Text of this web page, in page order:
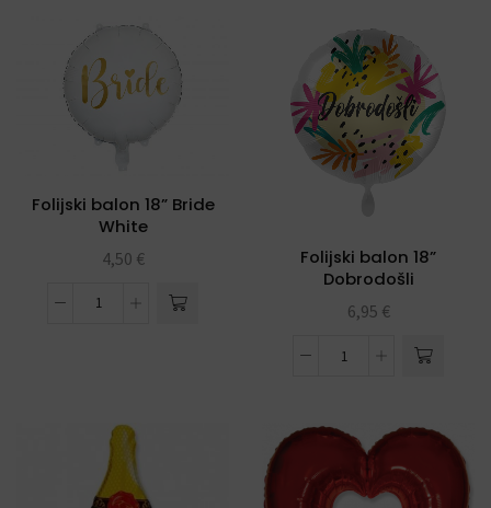
Folijski balon 18” Bride
White
4,50 €
Folijski balon 18”
Dobrodošli
6,95 €